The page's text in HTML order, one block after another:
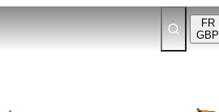
FR
GBP